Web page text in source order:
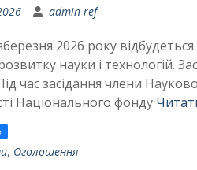
admin-ref
2026 року
науки і технологій.
час засідання члени
Національного фонду
, Оголошення